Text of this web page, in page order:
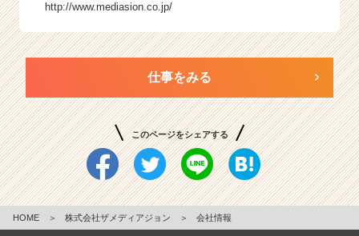
http://www.mediasion.co.jp/
仕事をみる
このページをシェアする
HOME ＞ 株式会社ザメディアジョン ＞ 会社情報